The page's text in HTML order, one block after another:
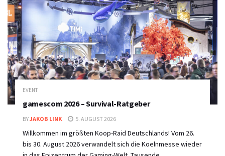
EVENT
gamescom 2026 – Survival-Ratgeber
BYJAKOB LINK 5. AUGUST 2026
Willkommen im größten Koop-Raid Deutschlands! Vom 26.
bis 30. August 2026 verwandelt sich die Koelnmesse wieder